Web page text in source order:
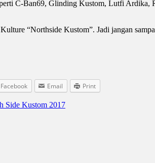
C-Ban69, Glinding Kustom, Lutfi
“Northside Kustom”. Jadi jangan
Facebook Email Print
Side Kustom 2017